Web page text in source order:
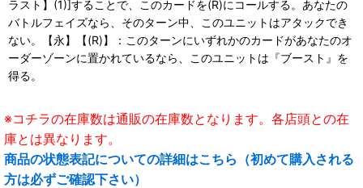
ラスト】(1)]することで、このカードを(R)にコールする。あなたの
バトルフェイズなら、そのターン中、このユニットはアタックでき
ない。【永】【(R)】：このターンにいずれかのカードがあなたのオ
ーダーゾーンに置かれているなら、このユニットは『ブースト』を
得る。
※コチラの在庫数は通販の在庫数となります。各店頭との在
庫とは異なります。
商品の状態表記についての詳細はこちら（初めて購入される
方は必ずご確認下さい）